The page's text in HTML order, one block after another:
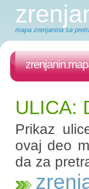
mapa zrenjanina sa
ULICA:
Prikaz
ovaj deo
da za